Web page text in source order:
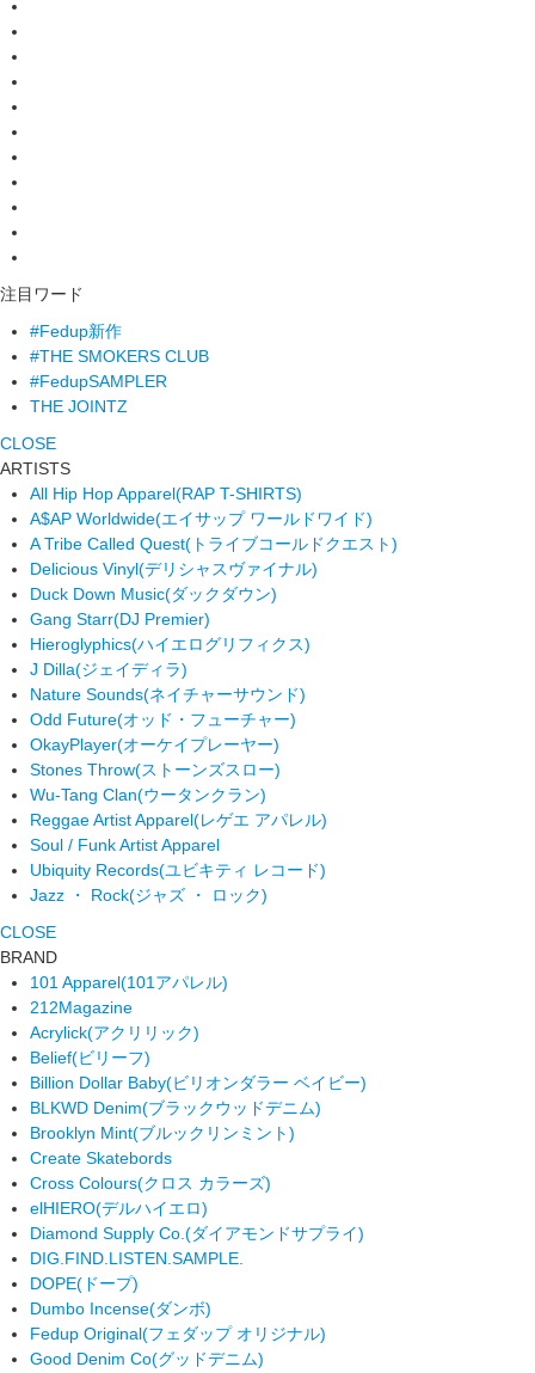
注目ワード
#Fedup新作
#THE SMOKERS CLUB
#FedupSAMPLER
THE JOINTZ
CLOSE
ARTISTS
All Hip Hop Apparel(RAP T-SHIRTS)
A$AP Worldwide(エイサップ ワールドワイド)
A Tribe Called Quest(トライブコールドクエスト)
Delicious Vinyl(デリシャスヴァイナル)
Duck Down Music(ダックダウン)
Gang Starr(DJ Premier)
Hieroglyphics(ハイエログリフィクス)
J Dilla(ジェイディラ)
Nature Sounds(ネイチャーサウンド)
Odd Future(オッド・フューチャー)
OkayPlayer(オーケイプレーヤー)
Stones Throw(ストーンズスロー)
Wu-Tang Clan(ウータンクラン)
Reggae Artist Apparel(レゲエ アパレル)
Soul / Funk Artist Apparel
Ubiquity Records(ユビキティ レコード)
Jazz ・ Rock(ジャズ ・ ロック)
CLOSE
BRAND
101 Apparel(101アパレル)
212Magazine
Acrylick(アクリリック)
Belief(ビリーフ)
Billion Dollar Baby(ビリオンダラー ベイビー)
BLKWD Denim(ブラックウッドデニム)
Brooklyn Mint(ブルックリンミント)
Create Skatebords
Cross Colours(クロス カラーズ)
elHIERO(デルハイエロ)
Diamond Supply Co. (ダイアモンドサプライ)
DIG.FIND.LISTEN.SAMPLE.
DOPE(ドープ)
Dumbo Incense(ダンボ)
Fedup Original(フェダップ オリジナル)
Good Denim Co(グッドデニム)